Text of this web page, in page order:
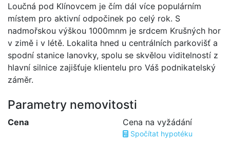
Loučná pod Klínovcem je čím dál více populárním
místem pro aktivní odpočinek po celý rok. S
nadmořskou výškou 1000mnm je srdcem Krušných hor
v zimě i v létě. Lokalita hned u centrálních parkovišť a
spodní stanice lanovky, spolu se skvělou viditelností z
hlavní silnice zajišťuje klientelu pro Váš podnikatelský
záměr.
Parametry nemovitosti
Cena Cena na vyžádání
Spočítat hypotéku